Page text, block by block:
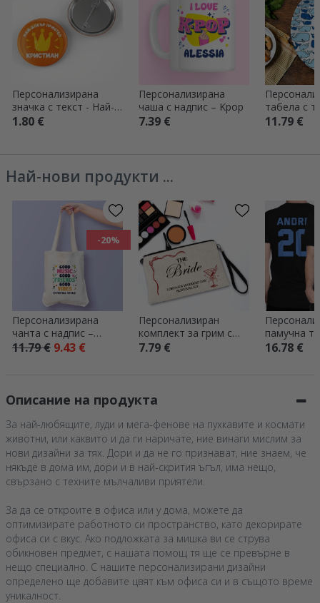
Персонализирана
значка с текст - Най-
добър приятел
1.80 €
Персонализирана
чаша с надпис – Kpop
7.39 €
табела с
11.79 €
Най-нови продукти ...
-20%
Персонализирана
чанта с надпис –
Festival good vibes
11.79 € 9.43 €
Персонализиран
комплект за грим с
надпис – Екипът на
7.79 €
памучна
лого
16.78 €
Описание на продукта
За най-любящите, луди и мега-фенове на пухкавите и космати
животни, или каквито и да ги наричате, ние винаги мислим за
нови дизайни за тях. Дори и да не го признават, ние знаем, че
някъде в дома им, дори и в най-скрития ъгъл, има нещо,
свързано с техните мълчаливи приятели.
За да се откроите в офиса или у дома, можете да
оптимизирате работното си пространство, като декорирате
офиса си с вкус. Ако подложката за мишка ви се струва
обикновен предмет, с нашата помощ тя ще се превърне в
нещо специално. С нашите персонализирани дизайни
определено ще добавите цвят към офиса си и в същото време
уникалност.